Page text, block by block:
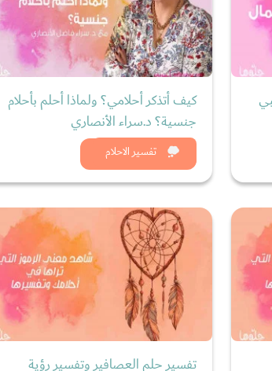
تفسير الاحلام
كيف أتذكر أحلامي؟ ولماذا أحلم بأحلام
جنسية؟ د.سراء الأنصاري
شاهد الان
تفسير حلم العصافير وتفسير رؤية